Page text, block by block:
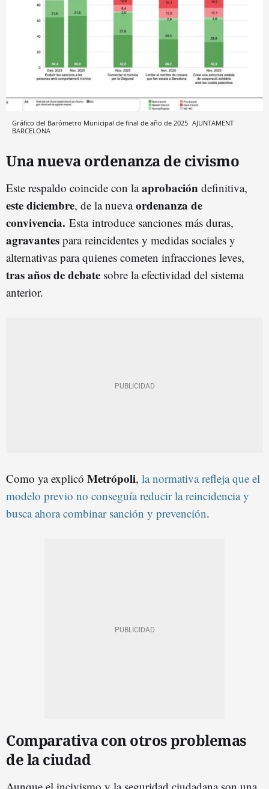
Gráfico del Barómetro Municipal de final de año de 2025 AJUNTAMENT
BARCELONA
Una nueva ordenanza de civismo
Este respaldo coincide con laaprobación definitiva,
este diciembre, de la nuevaordenanza de
convivencia. Esta introduce sanciones más duras,
agravantes para reincidentes y medidas sociales y
alternativas para quienes cometen infracciones leves,
tras años de debate sobre la efectividad del sistema
anterior.
Como ya explicó Metrópoli, la normativa refleja que el
modelo previo no conseguía reducir la reincidencia y
busca ahora combinar sanción y prevención.
Comparativa con otros problemas
de la ciudad